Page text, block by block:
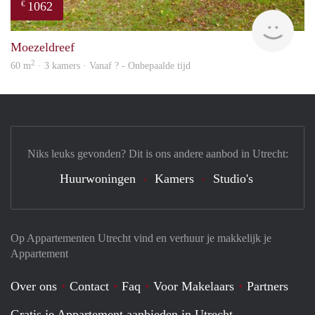
€ 1062
Moezeldreef
60 m2 · 3 kamers · Vanaf ? - Onbepaalde tijd
Op Appartementen Utrecht vind en verhuur je makkelijk je
Appartement
Over ons Contact Faq Voor Makelaars
Partners
Niks leuks gevonden? Dit is ons andere aanbod in Utrecht:
Huurwoningen Kamers Studio's